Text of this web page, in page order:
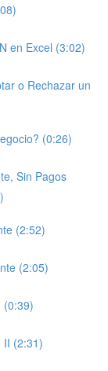
en Excel (3:02)
o Rechazar un
(0:26)
Sin Pagos
(2:52)
(2:05)
(0:39)
II (2:31)